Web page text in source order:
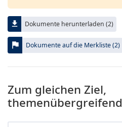
file_download Dokumente herunterladen (2)
flag Dokumente auf die Merkliste (2)
Zum gleichen Ziel,
themenübergreifend